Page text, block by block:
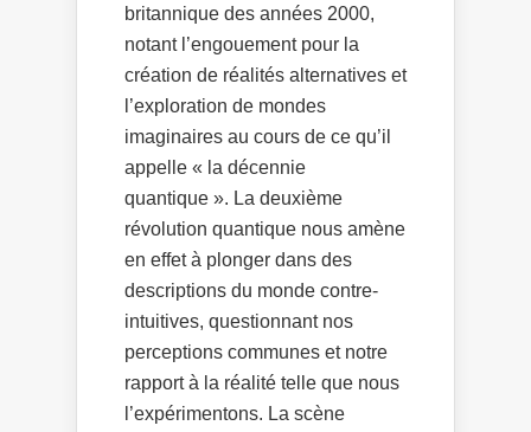
britannique des années 2000,
notant l’engouement pour la
création de réalités alternatives et
l’exploration de mondes
imaginaires au cours de ce qu’il
appelle « la décennie
quantique ». La deuxième
révolution quantique nous amène
en effet à plonger dans des
descriptions du monde contre-
intuitives, questionnant nos
perceptions communes et notre
rapport à la réalité telle que nous
l’expérimentons. La scène